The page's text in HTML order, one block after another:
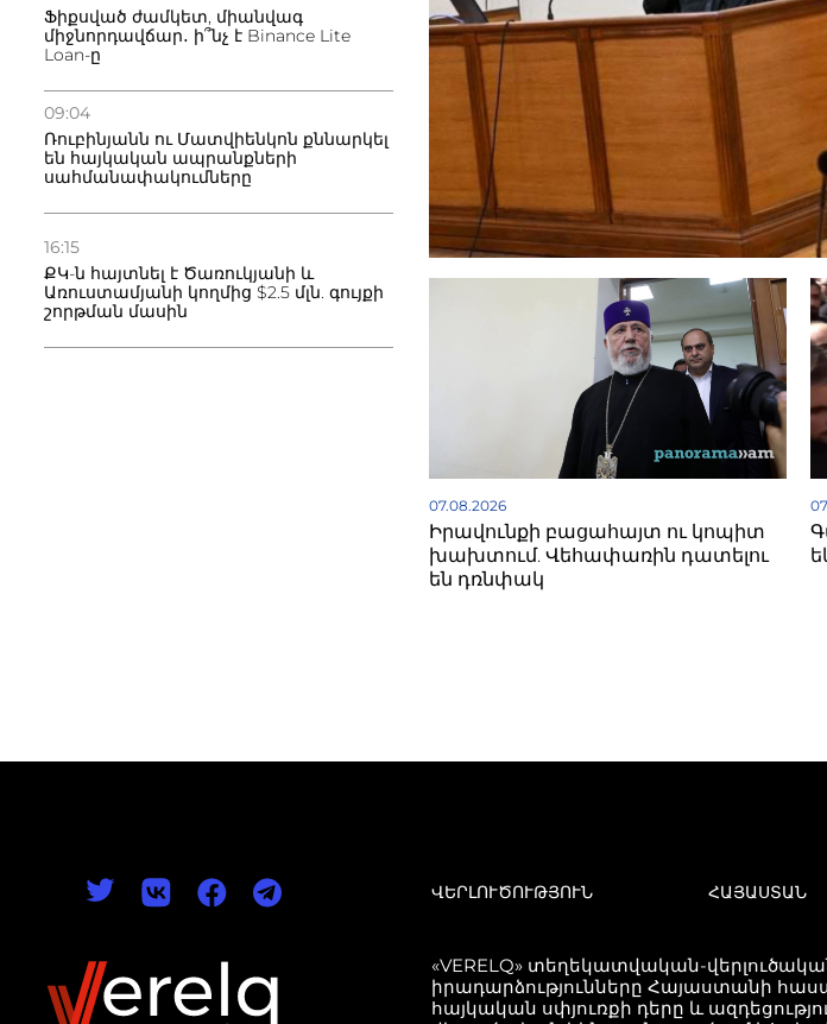
Ֆիքսված ժամկետ, միանվագ
միջնորդավճար․ ի՞նչ է Binance Lite
Loan-ը
09:04
Ռուբինյանն ու Մատվիենկոն քննարկել
են հայկական ապրանքների
սահմանափակումները
16:15
ՔԿ-ն հայտնել է Ծառուկյանի և
Առուստամյանի կողմից $2.5 մլն. գույքի
շորթման մասին
07.08.2026
Իրավունքի բացահայտ ու կոպիտ
խախտում. Վեհափառին դատելու
են դռնփակ
ՎԵՐԼՈՒԾՈՒԹՅՈՒՆ ՀԱՅԱՍՏԱՆ
«VERELQ» տեղեկատվական-
իրադարձությունները Հայաստանի
հայկական սփյուռքի դերը և